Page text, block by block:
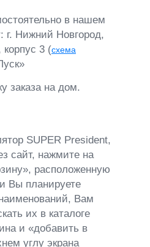
в нашем
г. Нижний Новгород,
3 (схема
заказа на дом.
SUPER President,
сайт, нажмите на
расположенную
Вы планируете
Вам
их в каталоге
и «добавить в
углу экрана